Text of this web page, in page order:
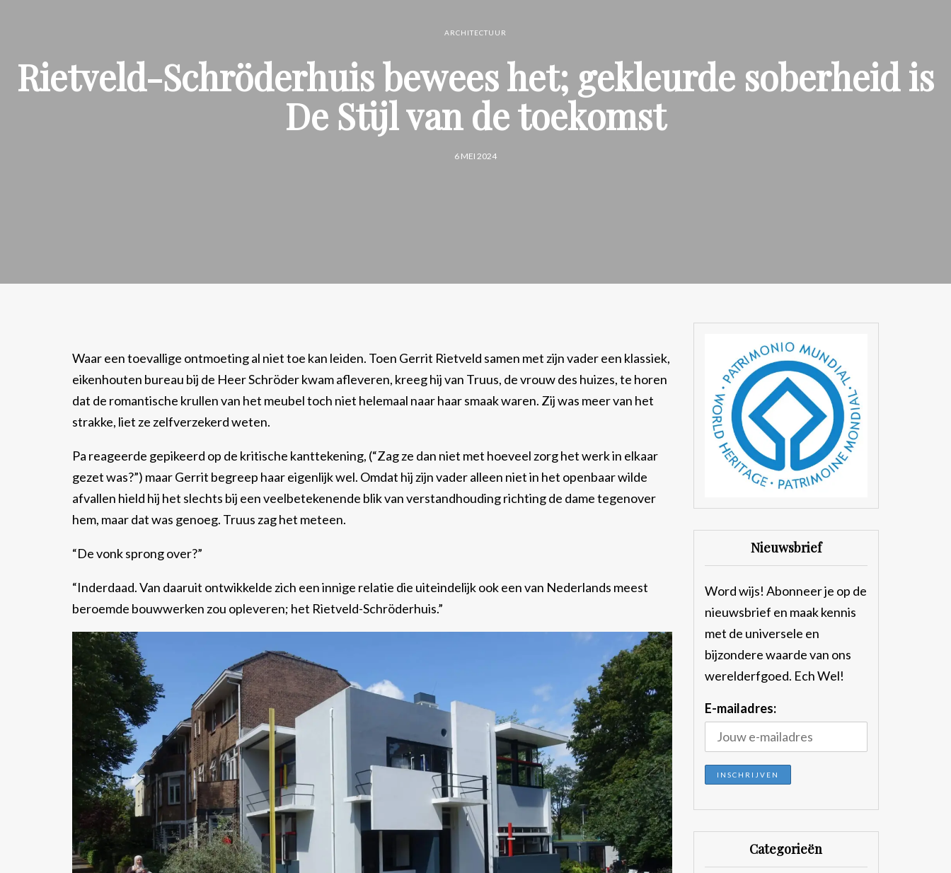
ARCHITECTUUR
Rietveld-Schröderhuis bewees het; gekleurde soberheid is
De Stijl van de toekomst
6 MEI 2024
Waar een toevallige ontmoeting al niet toe kan leiden. Toen Gerrit Rietveld samen met zijn vader een klassiek,
eikenhouten bureau bij de Heer Schröder kwam afleveren, kreeg hij van Truus, de vrouw des huizes, te horen
dat de romantische krullen van het meubel toch niet helemaal naar haar smaak waren. Zij was meer van het
strakke, liet ze zelfverzekerd weten.
Pa reageerde gepikeerd op de kritische kanttekening, (“Zag ze dan niet met hoeveel zorg het werk in elkaar
gezet was?”) maar Gerrit begreep haar eigenlijk wel. Omdat hij zijn vader alleen niet in het openbaar wilde
afvallen hield hij het slechts bij een veelbetekenende blik van verstandhouding richting de dame tegenover
hem, maar dat was genoeg. Truus zag het meteen.
“De vonk sprong over?”
“Inderdaad. Van daaruit ontwikkelde zich een innige relatie die uiteindelijk ook een van Nederlands meest
beroemde bouwwerken zou opleveren; het Rietveld-Schröderhuis.”
Nieuwsbrief
Word wijs! Abonneer je op de
nieuwsbrief en maak kennis
met de universele en
bijzondere waarde van ons
werelderfgoed. Ech Wel!
E-mailadres:
Categorieën